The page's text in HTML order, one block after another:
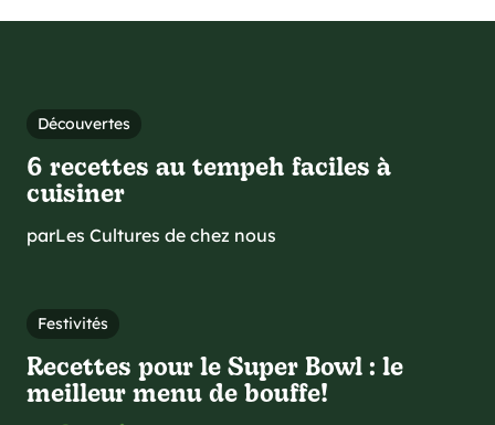
Découvertes
6 recettes au tempeh faciles à
cuisiner
parLes Cultures de chez nous
Festivités
Recettes pour le Super Bowl : le
meilleur menu de bouffe!